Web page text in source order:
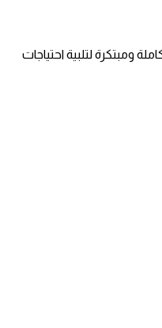
ومبتكرة لتلبية احتياجات